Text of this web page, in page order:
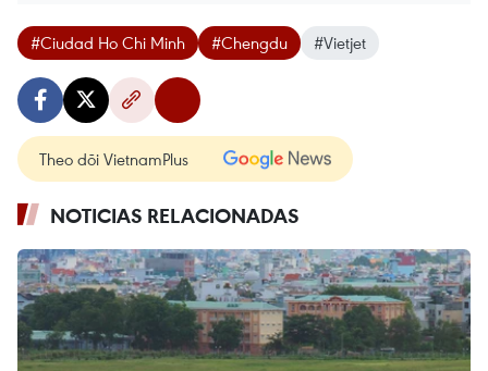
#Ciudad Ho Chi Minh #Chengdu #Vietjet
Theo dõi VietnamPlus
NOTICIAS RELACIONADAS